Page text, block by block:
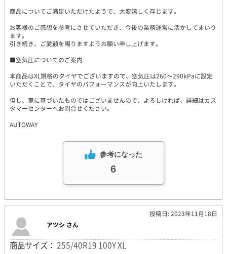
商品についてご満足いただけたようで、大変嬉しく存じます。
お客様のご感想を参考にさせていただき、今後の業務運営に活かしてまいり
ます。
引き続き、ご愛顧を賜りますようお願い申し上げます。
■空気圧についてのご案内
本商品はXL規格のタイヤでございますので、空気圧は260～290kPaに設定
いただくことで、タイヤのパフォーマンスが向上いたします。
但し、車に基づいたものではございませんので、よろしければ、詳細はカス
タマーセンターへお問合せください。
AUTOWAY
参考になった
6
投稿日: 2023年11月18日
アツシ さん
商品サイズ： 255/40R19 100Y XL